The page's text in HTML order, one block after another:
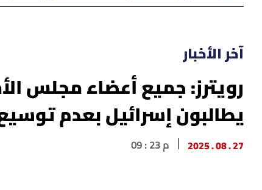
آخر الأخبار
رويترز: جميع أعضاء مجلس
يطالبون إسرائيل بعدم
27 . 08 . 2025 09 : 23 م